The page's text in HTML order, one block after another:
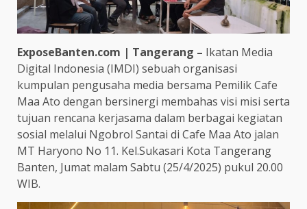
ExposeBanten.com | Tangerang – Ikatan Media
Digital Indonesia (IMDI) sebuah organisasi
kumpulan pengusaha media bersama Pemilik Cafe
Maa Ato dengan bersinergi membahas visi misi serta
tujuan rencana kerjasama dalam berbagai kegiatan
sosial melalui Ngobrol Santai di Cafe Maa Ato jalan
MT Haryono No 11. Kel.Sukasari Kota Tangerang
Banten, Jumat malam Sabtu (25/4/2025) pukul 20.00
WIB.